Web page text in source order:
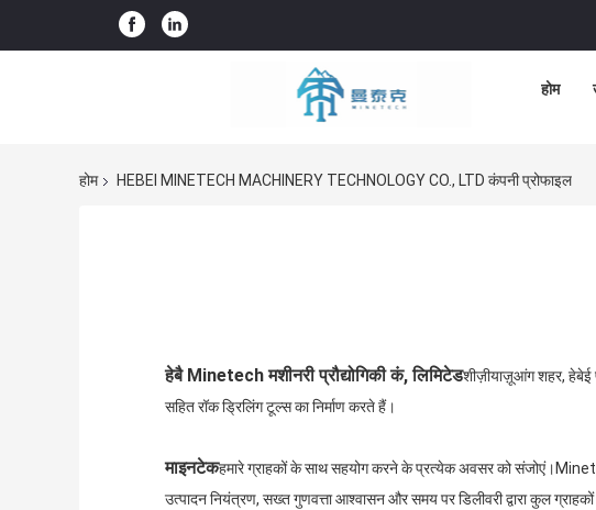
होम
होम HEBEI MINETECH MACHINERY TECHNOLOGY CO., LTD कंपनी प्रोफाइल
हेबै Minetech मशीनरी प्रौद्योगिकी कं, लिमिटेडशीज़ीयाज़ूआंग शहर, हेबेई
सहित रॉक ड्रिलिंग टूल्स का निर्माण करते हैं।
माइनटेकहमारे ग्राहकों के साथ सहयोग करने के प्रत्येक अवसर को
उत्पादन नियंत्रण, सख्त गुणवत्ता आश्वासन और समय पर डिलीवरी द्वारा कुल ग्राहकों